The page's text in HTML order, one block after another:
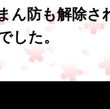
ん防も解除さ
した。